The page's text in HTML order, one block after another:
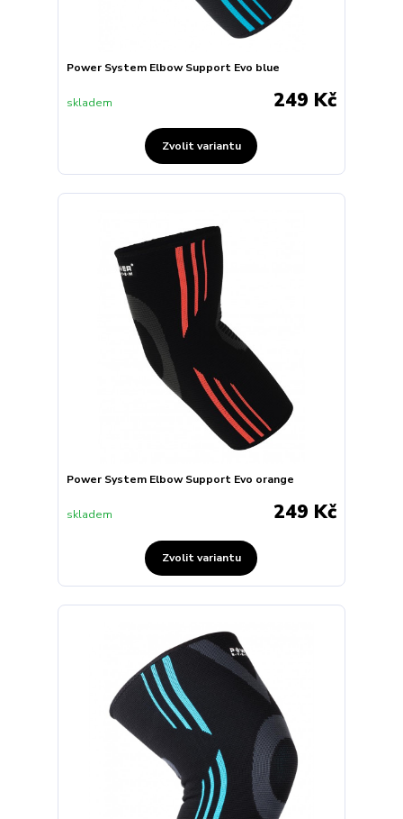
Power System Elbow Support Evo blue
249 Kč
skladem
Zvolit variantu
Power System Elbow Support Evo orange
249 Kč
skladem
Zvolit variantu